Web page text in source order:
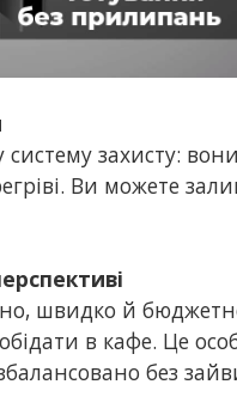
захисту:
Ви можете
швидко й
в кафе. Це
без